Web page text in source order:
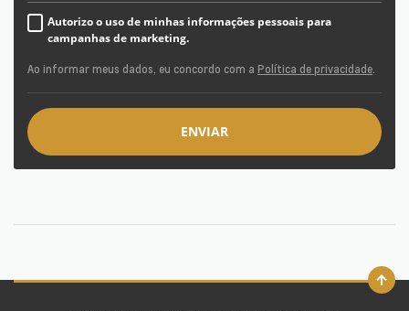
Autorizo o uso de minhas informações pessoais para
campanhas de marketing.
Ao informar meus dados, eu concordo com a Política de privacidade.
ENVIAR